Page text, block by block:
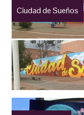
Ciudad de Sueños